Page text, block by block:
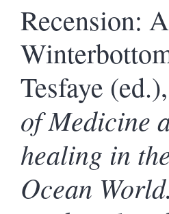
Recension:
Tesfaye
of Medicine
healing in
Ocean